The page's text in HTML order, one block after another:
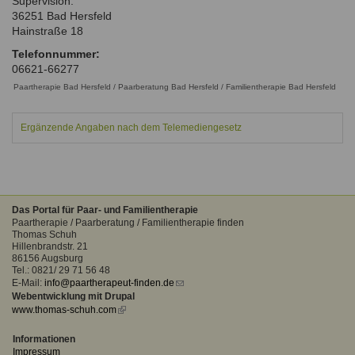
Qualitätssicherung
Qualität unserer Therapeuten
Familienthemen
Systemischer Ansatz
Veranstaltungen
Ausbildungsinstitute
Fortbildungen
Information über Qualifikation
Liste der Fachverbände
Benutzername*
vergessen?
Anmelden
Sitemap
Formular zur Registrierung
36251 Bad Hersfeld
Hainstraße 18
Telefonnummer:
06621-66277
Paartherapie Bad Hersfeld / Paarberatung Bad Hersfeld / Familientherapie Bad Hersfeld
Ergänzende Angaben nach dem Telemediengesetz
Das Portal für Paar- und Familientherapie
Paartherapie / Paarberatung / Familientherapie finden
Thomas Schuh
Hillenbrandstr. 21
86156 Augsburg
Tel.: 0821/ 29 71 56 48
E-Mail: info@paartherapeut-finden.de (link
Webentwicklung mit Drupal
www.thomas-schuh.com(link
Informationen
Impressum